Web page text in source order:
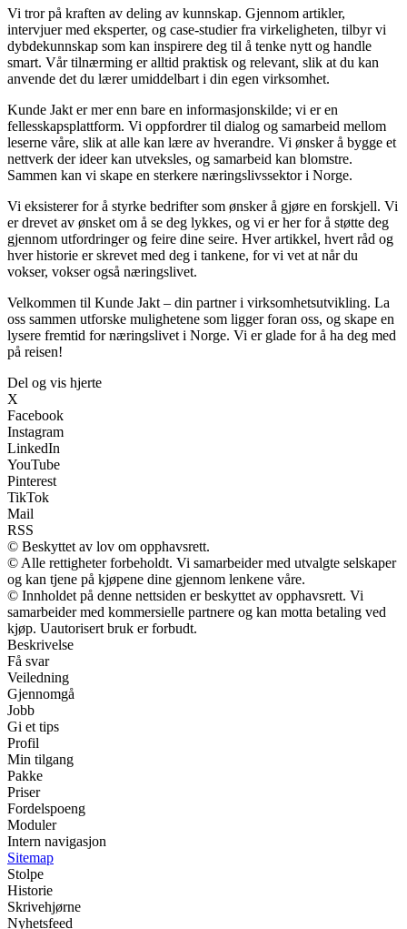
Vi tror på kraften av deling av kunnskap. Gjennom artikler,
intervjuer med eksperter, og case-studier fra virkeligheten, tilbyr vi
dybdekunnskap som kan inspirere deg til å tenke nytt og handle
smart. Vår tilnærming er alltid praktisk og relevant, slik at du kan
anvende det du lærer umiddelbart i din egen virksomhet.
Kunde Jakt er mer enn bare en informasjonskilde; vi er en
fellesskapsplattform. Vi oppfordrer til dialog og samarbeid mellom
leserne våre, slik at alle kan lære av hverandre. Vi ønsker å bygge et
nettverk der ideer kan utveksles, og samarbeid kan blomstre.
Sammen kan vi skape en sterkere næringslivssektor i Norge.
Vi eksisterer for å styrke bedrifter som ønsker å gjøre en forskjell. Vi
er drevet av ønsket om å se deg lykkes, og vi er her for å støtte deg
gjennom utfordringer og feire dine seire. Hver artikkel, hvert råd og
hver historie er skrevet med deg i tankene, for vi vet at når du
vokser, vokser også næringslivet.
Velkommen til Kunde Jakt – din partner i virksomhetsutvikling. La
oss sammen utforske mulighetene som ligger foran oss, og skape en
lysere fremtid for næringslivet i Norge. Vi er glade for å ha deg med
på reisen!
Del og vis hjerte
X
Facebook
Instagram
LinkedIn
YouTube
Pinterest
TikTok
Mail
RSS
© Beskyttet av lov om opphavsrett.
© Alle rettigheter forbeholdt. Vi samarbeider med utvalgte selskaper
og kan tjene på kjøpene dine gjennom lenkene våre.
© Innholdet på denne nettsiden er beskyttet av opphavsrett. Vi
samarbeider med kommersielle partnere og kan motta betaling ved
kjøp. Uautorisert bruk er forbudt.
Beskrivelse
Få svar
Veiledning
Gjennomgå
Jobb
Gi et tips
Profil
Min tilgang
Pakke
Priser
Fordelspoeng
Moduler
Intern navigasjon
Sitemap
Stolpe
Historie
Skrivehjørne
Nyhetsfeed